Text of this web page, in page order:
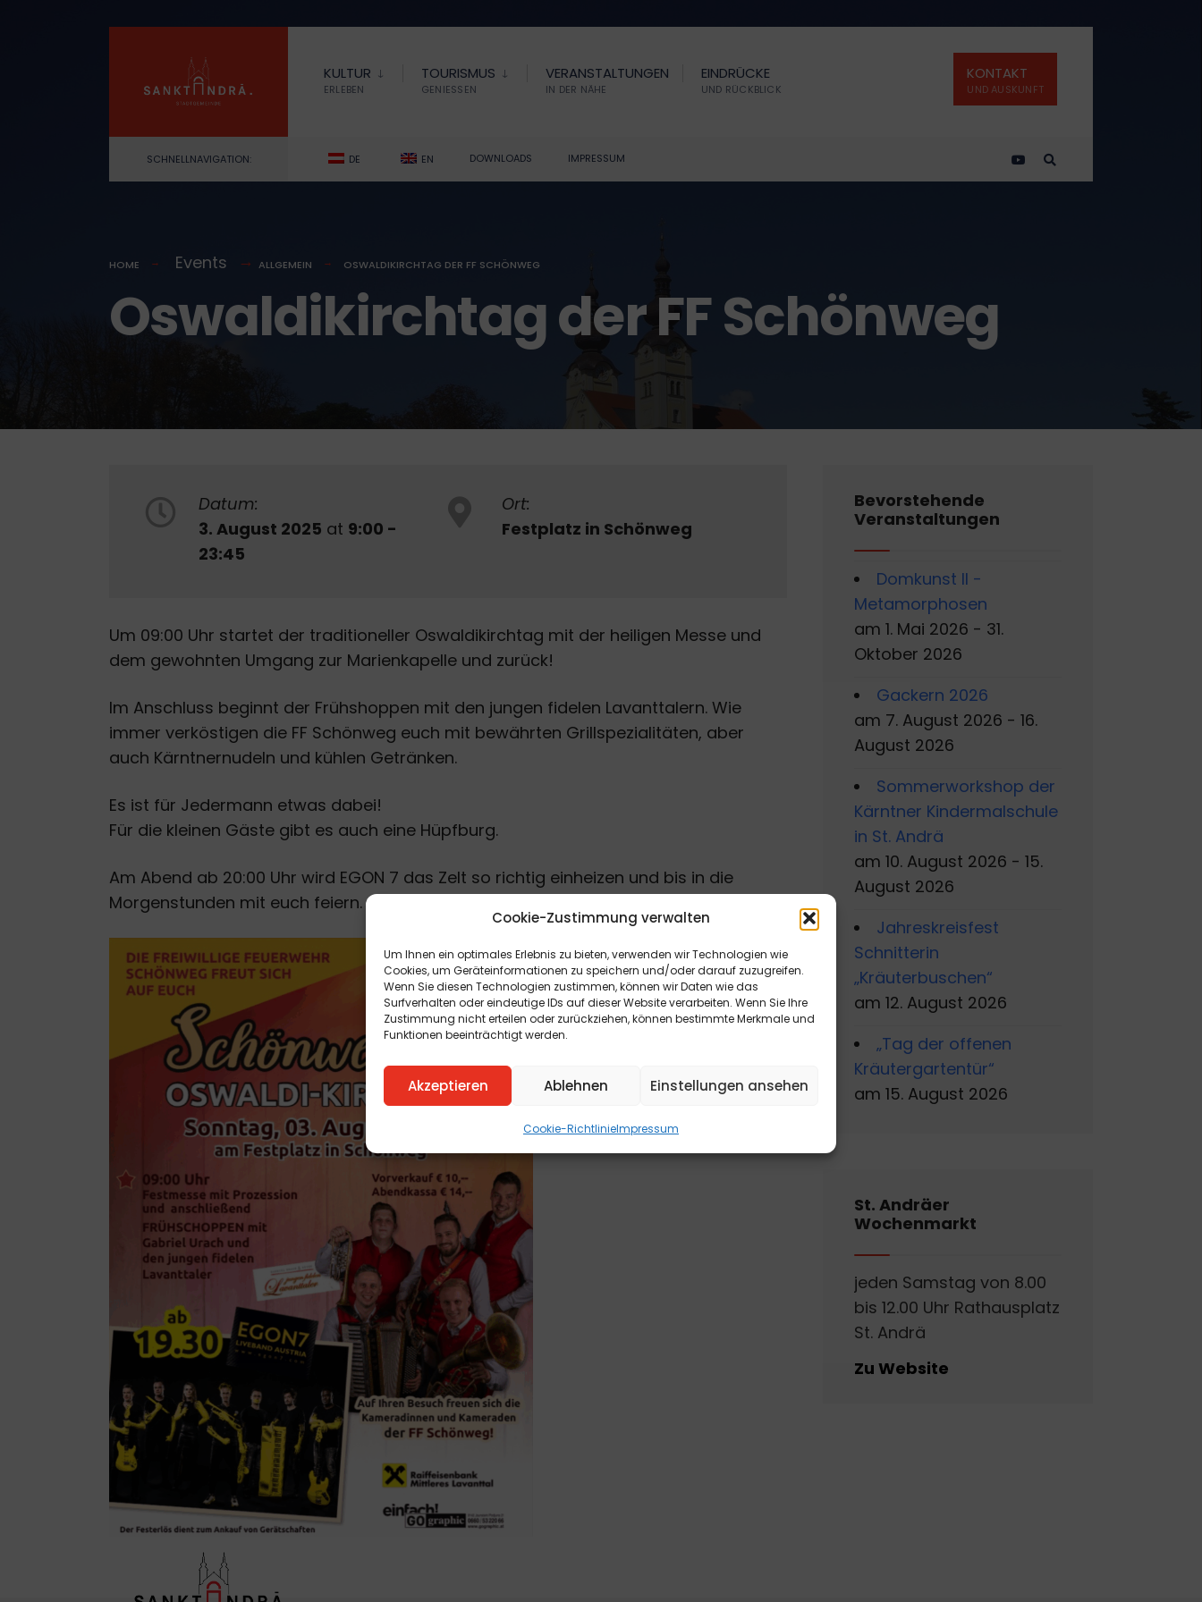
Cookie-Zustimmung verwalten
Um Ihnen ein optimales Erlebnis zu bieten, verwenden wir Technologien wie
Cookies, um Geräteinformationen zu speichern und/oder darauf zuzugreifen.
Wenn Sie diesen Technologien zustimmen, können wir Daten wie das
Surfverhalten oder eindeutige IDs auf dieser Website verarbeiten. Wenn Sie Ihre
Zustimmung nicht erteilen oder zurückziehen, können bestimmte Merkmale und
Funktionen beeinträchtigt werden.
Akzeptieren Ablehnen Einstellungen ansehen
Cookie-RichtlinieImpressum
content
KULTUR
ERLEBEN
TOURISMUS
GENIESSEN
VERANSTALTUNGEN
IN DER NÄHE
EINDRÜCKE
UND RÜCKBLICK
KONTAKT
UND AUSKUNFT
SCHNELLNAVIGATION: DE EN DOWNLOADS IMPRESSUM
HOME Events ALLGEMEIN OSWALDIKIRCHTAG DER FF SCHÖNWEG
Oswaldikirchtag der FF Schönweg
Datum:
3. August 2025 at 9:00 -
23:45
Ort:
Festplatz in Schönweg
Um 09:00 Uhr startet der traditioneller Oswaldikirchtag mit der heiligen Messe und
dem gewohnten Umgang zur Marienkapelle und zurück!
Im Anschluss beginnt der Frühshoppen mit den jungen fidelen Lavanttalern. Wie
immer verköstigen die FF Schönweg euch mit bewährten Grillspezialitäten, aber
auch Kärntnernudeln und kühlen Getränken.
Es ist für Jedermann etwas dabei!
Für die kleinen Gäste gibt es auch eine Hüpfburg.
Am Abend ab 20:00 Uhr wird EGON 7 das Zelt so richtig einheizen und bis in die
Morgenstunden mit euch feiern.
Bevorstehende
Veranstaltungen
Domkunst II -
Metamorphosen
am 1. Mai 2026 - 31.
Oktober 2026
Gackern 2026
am 7. August 2026 - 16.
August 2026
Sommerworkshop der
Kärntner Kindermalschule
in St. Andrä
am 10. August 2026 - 15.
August 2026
Jahreskreisfest
Schnitterin
„Kräuterbuschen“
am 12. August 2026
„Tag der offenen
Kräutergartentür“
am 15. August 2026
St. Andräer
Wochenmarkt
jeden Samstag von 8.00
bis 12.00 Uhr Rathausplatz
St. Andrä
Zu Website